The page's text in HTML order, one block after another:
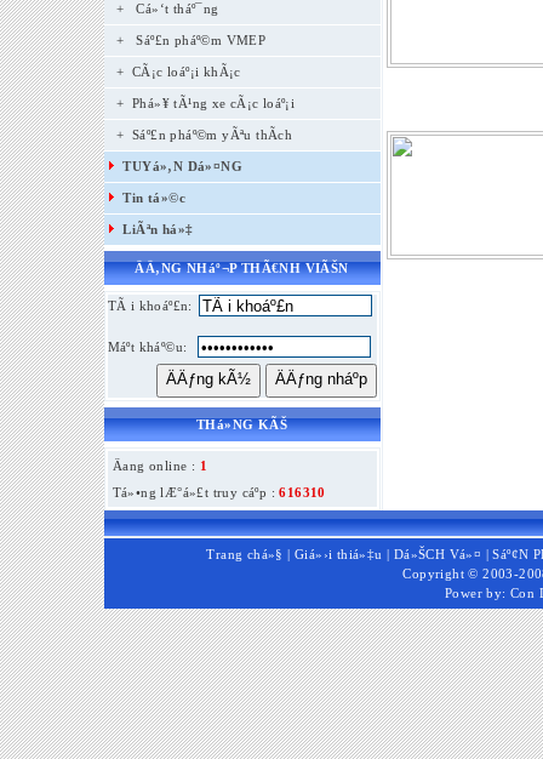
+Cá»‘t tháº¯ng
+Sáº£n pháº©m VMEP
+ CÃ¡c loáº¡i khÃ¡c
+ Phá»¥ tÃ¹ng xe cÃ¡c loáº¡i
+ Sáº£n pháº©m yÃªu thÃ­ch
TUYá»‚N Dá»¤NG
Tin tá»©c
LiÃªn há»‡
ÄÄ‚NG NHáº¬P THÃ€NH VIÃŠN
TÃ i khoáº£n:
Máº­t kháº©u:
THá»NG KÃŠ
Äang online : 1
Tá»•ng lÆ°á»£t truy cáº­p :616310
Trang chá»§ |Giá»›i thiá»‡u | Dá»ŠCH Vá»¤ |Sáº¢N
Copyright © 2003-
Power by: Con